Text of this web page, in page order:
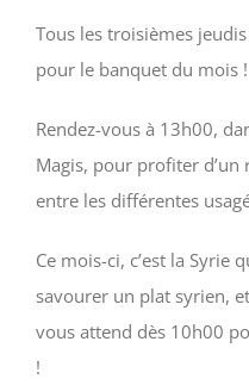
Tous les troisièmes
pour le banquet du mois !
Rendez-vous à 13h00,
Magis, pour profiter d’un
entre les différentes
Ce mois-ci, c’est la Syrie
savourer un plat syrien,
vous attend dès 10h00
!